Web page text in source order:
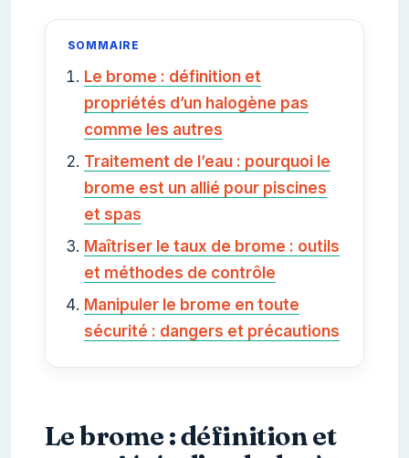
SOMMAIRE
Le brome : définition et
propriétés d’un halogène pas
comme les autres
Traitement de l’eau : pourquoi le
brome est un allié pour piscines
et spas
Maîtriser le taux de brome : outils
et méthodes de contrôle
Manipuler le brome en toute
sécurité : dangers et précautions
Le brome : définition et